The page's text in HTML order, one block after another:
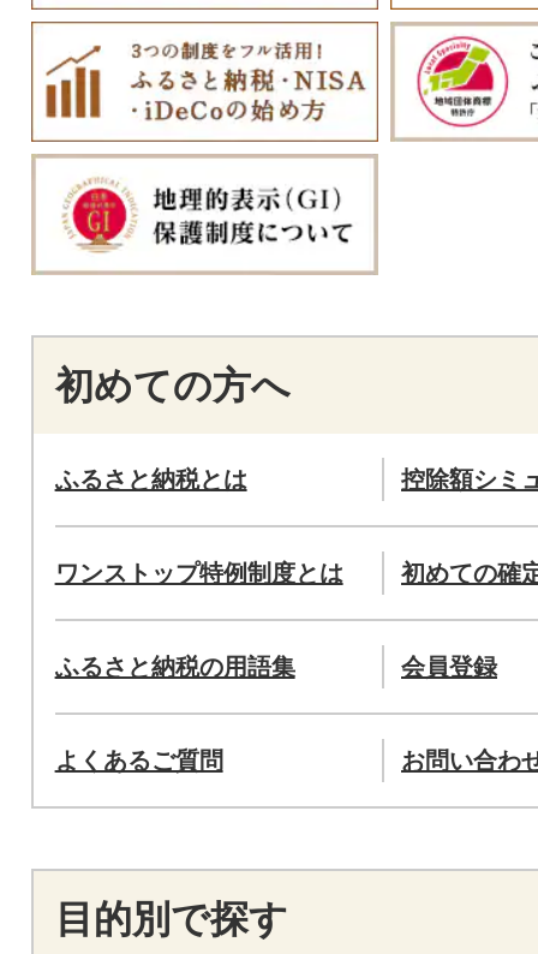
初めての方へ
ふるさと納税とは 控除額シミ
ワンストップ特例制度とは 初めての確
ふるさと納税の用語集 会員登録
よくあるご質問 お問い合わ
目的別で探す